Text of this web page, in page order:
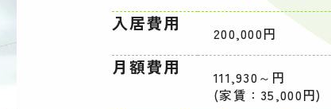
入居費用 200,000円
月額費用
111,930～円
(家賃：35,000円)